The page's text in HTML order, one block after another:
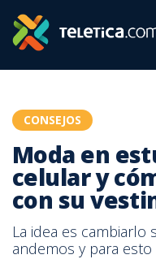
CONSEJOS
Moda en
celular y
con su
La idea es
andemos y para